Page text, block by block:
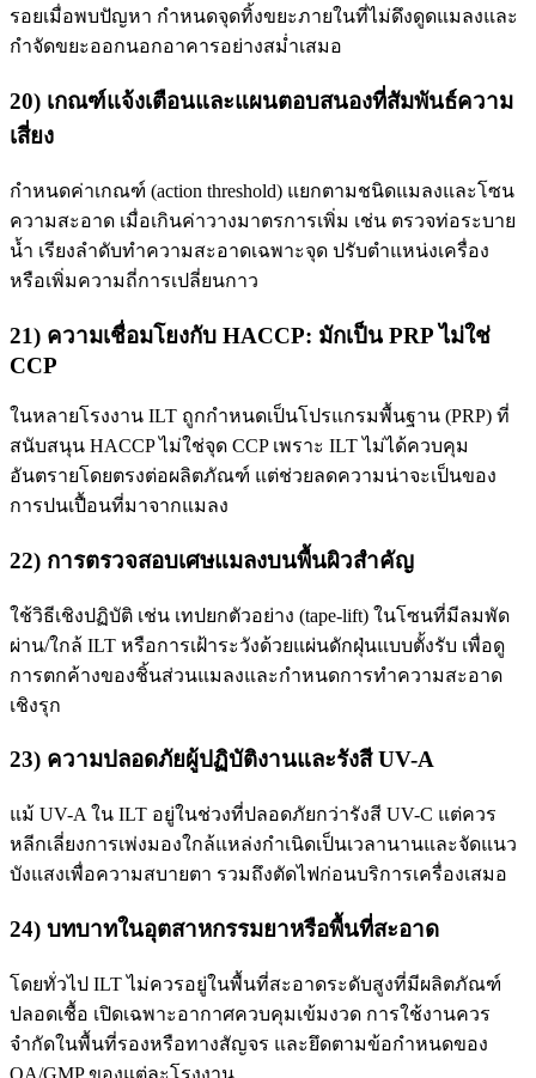
รอยเมื่อพบปัญหา กำหนดจุดทิ้งขยะภายในที่ไม่ดึงดูดแมลงและ
กำจัดขยะออกนอกอาคารอย่างสม่ำเสมอ
20) เกณฑ์แจ้งเตือนและแผนตอบสนองที่สัมพันธ์ความ
เสี่ยง
กำหนดค่าเกณฑ์ (action threshold) แยกตามชนิดแมลงและโซน
ความสะอาด เมื่อเกินค่าวางมาตรการเพิ่ม เช่น ตรวจท่อระบาย
น้ำ เรียงลำดับทำความสะอาดเฉพาะจุด ปรับตำแหน่งเครื่อง
หรือเพิ่มความถี่การเปลี่ยนกาว
21) ความเชื่อมโยงกับ HACCP: มักเป็น PRP ไม่ใช่
CCP
ในหลายโรงงาน ILT ถูกกำหนดเป็นโปรแกรมพื้นฐาน (PRP) ที่
สนับสนุน HACCP ไม่ใช่จุด CCP เพราะ ILT ไม่ได้ควบคุม
อันตรายโดยตรงต่อผลิตภัณฑ์ แต่ช่วยลดความน่าจะเป็นของ
การปนเปื้อนที่มาจากแมลง
22) การตรวจสอบเศษแมลงบนพื้นผิวสำคัญ
ใช้วิธีเชิงปฏิบัติ เช่น เทปยกตัวอย่าง (tape-lift) ในโซนที่มีลมพัด
ผ่าน/ใกล้ ILT หรือการเฝ้าระวังด้วยแผ่นดักฝุ่นแบบตั้งรับ เพื่อดู
การตกค้างของชิ้นส่วนแมลงและกำหนดการทำความสะอาด
เชิงรุก
23) ความปลอดภัยผู้ปฏิบัติงานและรังสี UV-A
แม้ UV-A ใน ILT อยู่ในช่วงที่ปลอดภัยกว่ารังสี UV-C แต่ควร
หลีกเลี่ยงการเพ่งมองใกล้แหล่งกำเนิดเป็นเวลานานและจัดแนว
บังแสงเพื่อความสบายตา รวมถึงตัดไฟก่อนบริการเครื่องเสมอ
24) บทบาทในอุตสาหกรรมยาหรือพื้นที่สะอาด
โดยทั่วไป ILT ไม่ควรอยู่ในพื้นที่สะอาดระดับสูงที่มีผลิตภัณฑ์
ปลอดเชื้อ เปิดเฉพาะอากาศควบคุมเข้มงวด การใช้งานควร
จำกัดในพื้นที่รองหรือทางสัญจร และยึดตามข้อกำหนดของ
QA/GMP ของแต่ละโรงงาน